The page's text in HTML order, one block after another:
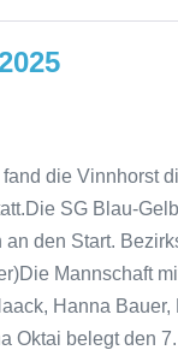
die Vinnhorst
SG Blau-
an den Start.
Mannschaft
Hanna Bauer,
Oktai belegt den